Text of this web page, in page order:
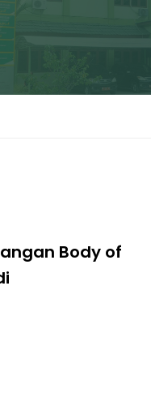
Body of